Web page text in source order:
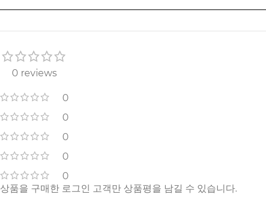
0 reviews
0
0
0
0
0
상품을 구매한 로그인 고객만 상품평을 남길 수 있습니다.